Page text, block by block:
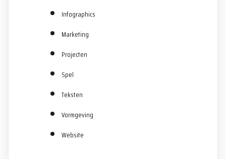
Infographics
Marketing
Projecten
Spel
Teksten
Vormgeving
Website